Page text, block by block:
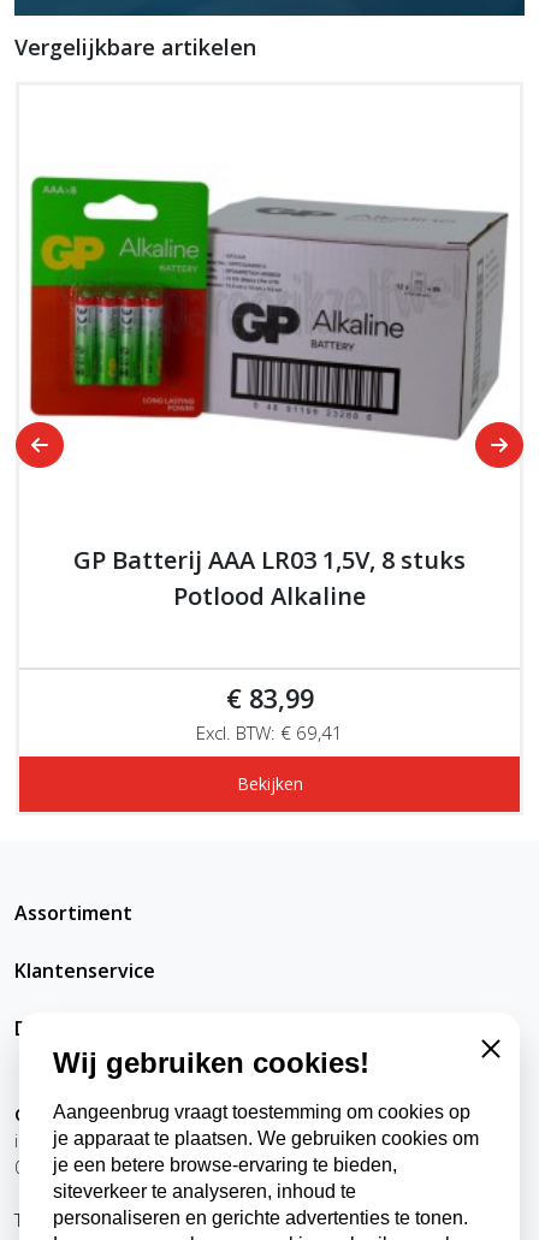
Vergelijkbare artikelen
GP Batterij AAA LR03 1,5V, 8 stuks
Potlood Alkaline
€ 83,99
Excl. BTW: € 69,41
Bekijken
Assortiment
Klantenservice
DatRepareerIkZelfWel
Contact
info@datrepareerikzelfwel.nl
0118-570024
Telefonisch bereikbaar
Wij gebruiken cookies!
Aangeenbrug vraagt toestemming om cookies op
je apparaat te plaatsen. We gebruiken cookies om
je een betere browse-ervaring te bieden,
siteverkeer te analyseren, inhoud te
personaliseren en gerichte advertenties te tonen.
Close